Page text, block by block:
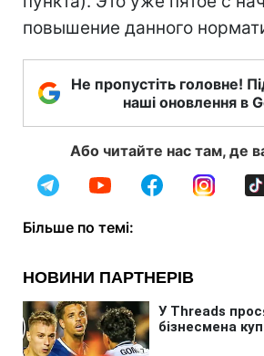
повышение данного
Не пропустіть головне!
наші оновлення в
Або читайте нас там, де
Більше по темі: